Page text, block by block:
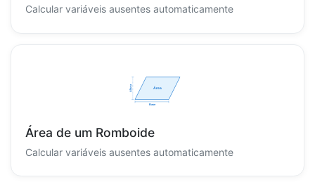
Calcular variáveis ausentes automaticamente
Área de um Romboide
Calcular variáveis ausentes automaticamente